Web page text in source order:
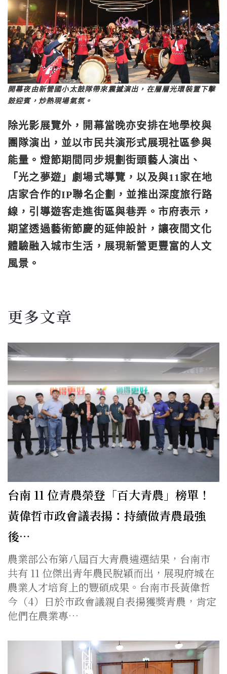
開幕夜由新營國小太鼓隊帶來震撼演出，在層層光環裝置下擊
鼓迎賓，炒熱現場氣氛。
除光影展覽外，開幕當晚亦安排在地學校與
團隊演出，並以市民共演形式展現社區參與
能量。燈節期間同步規劃街頭藝人演出、
「光之夢遊」劇場式導覽，以及與11家在地
店家合作的IP聯名企劃，並推出深度旅行路
線，引導遊客走進街區與巷弄。市府表示，
期望透過藝術節慶的延伸設計，讓夜間文化
體驗融入城市生活，展現新營更豐富的人文
風景。
更多文章
台南 11 位青農榮登「百大青農」榜單！
黃偉哲市政會議表揚：持續做青農最強
後…
農業部公布第八屆百大青農遴選結果，台南市
共有 11 位傑出青年農民脫穎而出，展現府城在
農業人才培育上的豐碩成果。台南市長黃偉哲
今（4）日於市政會議親自表揚獲獎青農，肯定
他們在農業專…